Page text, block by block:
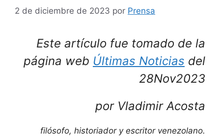
2 de diciembre de 2023 por Prensa
Este artículo fue tomado de la
página web Últimas Noticias del
28Nov2023
por Vladimir Acosta
filósofo, historiador y escritor venezolano.